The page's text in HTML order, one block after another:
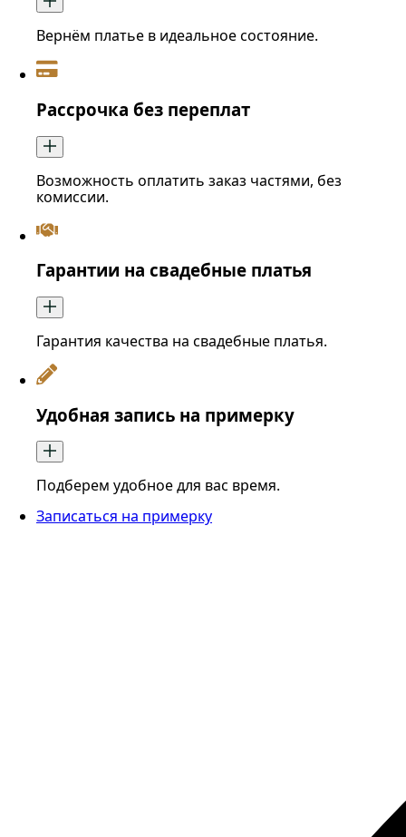
Вернём платье в идеальное состояние.
Рассрочка без переплат
Возможность оплатить заказ частями, без
комиссии.
Гарантии на свадебные платья
Гарантия качества на свадебные платья.
Удобная запись на примерку
Подберем удобное для вас время.
Записаться на примерку